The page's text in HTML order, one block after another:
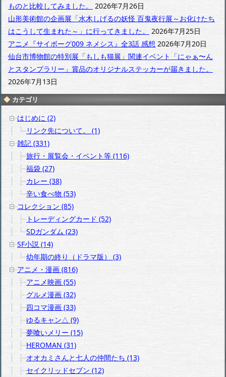
ものと比較してみました。 2026年7月26日
山形美術館の企画展「水木しげるの妖怪 百鬼夜行展～お化けたち
はこうして生まれた～」に行ってきました。 2026年7月25日
アニメ『サイボーグ009 ネメシス』全3話 感想 2026年7月20日
仙台市博物館の特別展「もしも猫展」関連イベント「にゃぁ〜ん
とスタンプラリー」賞品のオリジナルステッカーが届きました。
2026年7月13日
カテゴリ
はじめに (2)
リンク先について。 (1)
雑記 (331)
旅行・展覧会・イベント等 (116)
福袋 (27)
カレー (38)
辛い食べ物 (53)
コレクション (85)
トレーディングカード (52)
SDガンダム (23)
SF小説 (14)
幼年期の終り（ドラマ版） (3)
アニメ・漫画 (816)
アニメ映画 (55)
グルメ漫画 (32)
四コマ漫画 (33)
ゆるキャン△ (9)
夢喰いメリー (15)
HEROMAN (31)
オオカミさんと七人の仲間たち (13)
セイクリッドセブン (12)